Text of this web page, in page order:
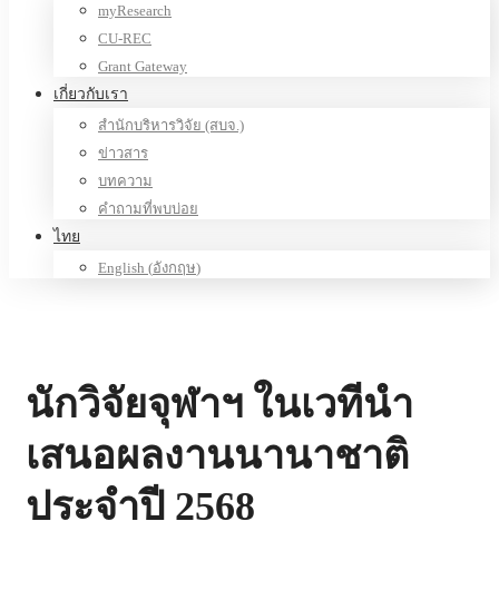
myResearch
CU-REC
Grant Gateway
เกี่ยวกับเรา
สำนักบริหารวิจัย (สบจ.)
ข่าวสาร
บทความ
คำถามที่พบบ่อย
ไทย
English (อังกฤษ)
นักวิจัยจุฬาฯ ในเวทีนำ
เสนอผลงานนานาชาติ
ประจำปี 2568